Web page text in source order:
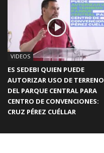
VIDEOS
ES SEDEBI QUIEN PUEDE
AUTORIZAR USO DE TERRENO
DEL PARQUE CENTRAL PARA
CENTRO DE CONVENCIONES:
CRUZ PÉREZ CUÉLLAR